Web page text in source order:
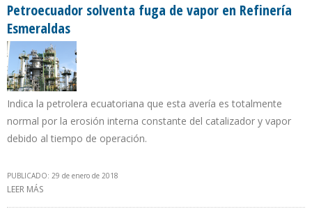
Petroecuador solventa fuga de vapor en Refinería
Esmeraldas
Indica la petrolera ecuatoriana que esta avería es totalmente
normal por la erosión interna constante del catalizador y vapor
debido al tiempo de operación.
PUBLICADO: 29 de enero de 2018
LEER MÁS